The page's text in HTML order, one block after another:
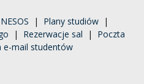
NESOS | Plany studiów |
| Rezerwacje sal | Poczta
e-mail studentów